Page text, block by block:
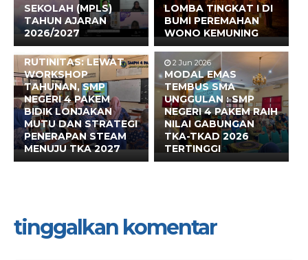
SEKOLAH (MPLS)
TAHUN AJARAN
2026/2027
LOMBA TINGKAT I DI
BUMI PEREMAHAN
WONO KEMUNING
17 Jun 2026
BUKAN SEKADAR
RUTINITAS: LEWAT
WORKSHOP
TAHUNAN, SMP
NEGERI 4 PAKEM
BIDIK LONJAKAN
MUTU DAN STRATEGI
PENERAPAN STEAM
MENUJU TKA 2027
2 Jun 2026
MODAL EMAS
TEMBUS SMA
UNGGULAN : SMP
NEGERI 4 PAKEM RAIH
NILAI GABUNGAN
TKA-TKAD 2026
TERTINGGI
tinggalkan komentar